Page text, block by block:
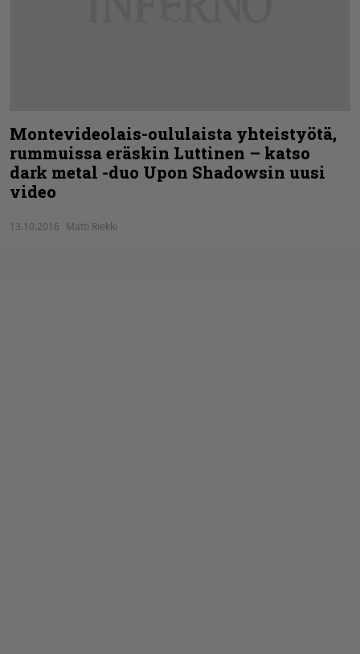
Montevideolais-oululaista yhteistyötä,
rummuissa eräskin Luttinen – katso
dark metal -duo Upon Shadowsin uusi
video
13.10.2016 Matti Riekki